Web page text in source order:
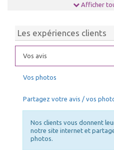
ELASTIQUES LONGS
55.00 € TTC livré
59.00 €
Ajout panier
Afficher
Les expériences clients
Vos avis
Vos photos
Partagez votre avis / vos
Nos clients vous donnent
notre site internet et
photos.